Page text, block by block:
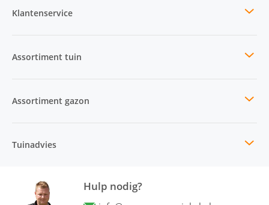
Hulp nodig?
Klantenservice
Assortiment tuin
Assortiment gazon
Tuinadvies